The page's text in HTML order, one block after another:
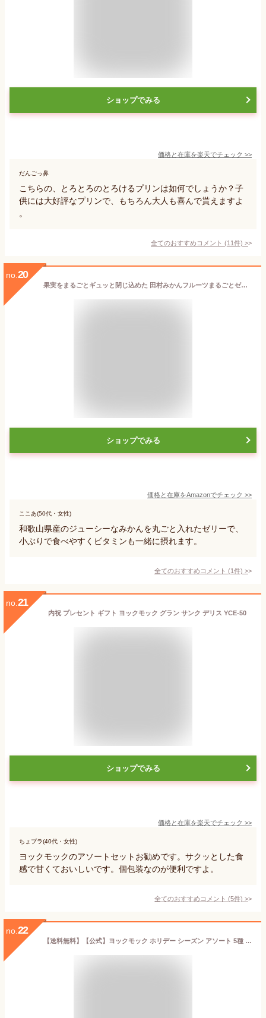
ショップでみる
価格と在庫を楽天でチェック >>
だんごっ鼻
こちらの、とろとろのとろけるプリンは如何でしょうか？子
供には大好評なプリンで、もちろん大人も喜んで貰えますよ
。
全てのおすすめコメント (11件) >
no. 20
果実をまるごとギュッと閉じ込めた 田村みかんフルーツまるごとゼリー12個セット 和歌山県
ショップでみる
価格と在庫をAmazonでチェック >>
ここあ(50代・女性)
和歌山県産のジューシーなみかんを丸ごと入れたゼリーで、
小ぶりで食べやすくビタミンも一緒に摂れます。
全てのおすすめコメント (1件) >
no. 21
内祝 プレセント ギフト ヨックモック グラン サンク デリス YCE‐50
ショップでみる
価格と在庫を楽天でチェック >>
ちょプラ(40代・女性)
ヨックモックのアソートセットお勧めです。サクッとした食
感で甘くておいしいです。個包装なのが便利ですよ。
全てのおすすめコメント (5件) >
no. 22
【送料無料】【公式】ヨックモック ホリデー シーズン アソート 5種 46個入りお歳暮 クリスマス ホリデー 帰省 クリスマス缶 年末年始 東京 シガール お菓子 個包装 贈り物 クッキー クッキー缶 内祝い 詰め合わせ ギフト お供え お供え 手土産 焼き菓子 洋菓子